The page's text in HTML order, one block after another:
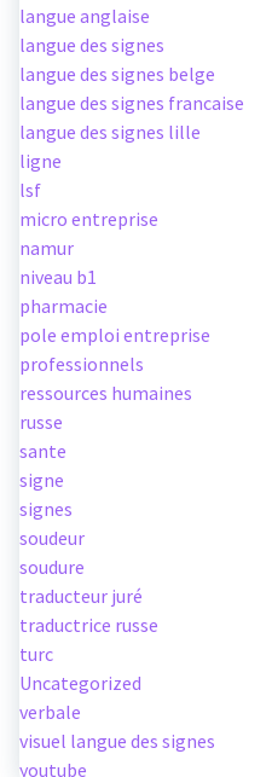
langue anglaise
langue des signes
langue des signes belge
langue des signes francaise
langue des signes lille
ligne
lsf
micro entreprise
namur
niveau b1
pharmacie
pole emploi entreprise
professionnels
ressources humaines
russe
sante
signe
signes
soudeur
soudure
traducteur juré
traductrice russe
turc
Uncategorized
verbale
visuel langue des signes
youtube